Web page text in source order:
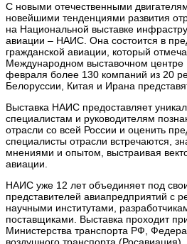
С новыми отечественными
новейшими тенденциями развития
на Национальной выставке
авиации – НАИС. Она состоится в
гражданской авиации, который
Международном выставочном центре
февраля более 130 компаний из 20
Белоруссии, Китая и Ирана
Выставка НАИС предоставляет
специалистам и руководителям
отрасли со всей России и оценить
специалисты отрасли встречаются,
мнениями и опытом, выстраивая
авиации.
НАИС уже 12 лет объединяет под
представителей авиапредприятий с
научными институтами,
поставщиками. Выставка проходит
Министерства транспорта РФ,